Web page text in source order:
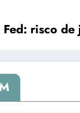
Fed: risco